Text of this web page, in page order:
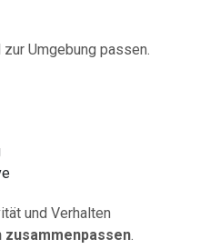
Umgebung passen.
und Verhalten
zusammenpassen.